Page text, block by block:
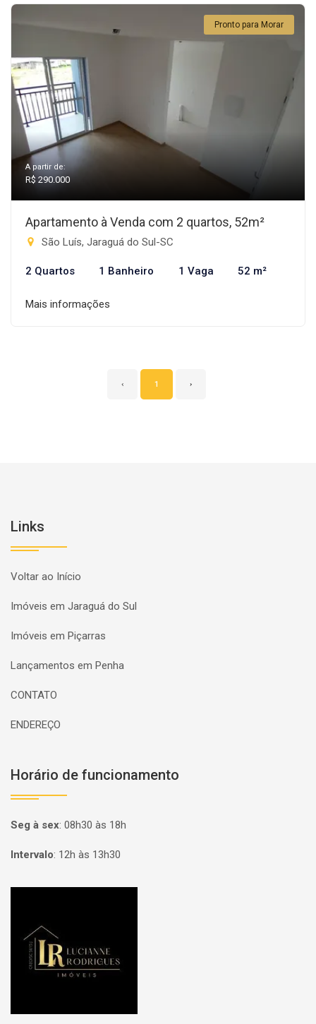
Pronto para Morar
A partir de:
R$ 290.000
Apartamento à Venda com 2 quartos, 52m²
São Luís, Jaraguá do Sul-SC
2 Quartos 1 Banheiro 1 Vaga 52 m²
Mais informações
‹ 1 ›
Links
Voltar ao Início
Imóveis em Jaraguá do Sul
Imóveis em Piçarras
Lançamentos em Penha
CONTATO
ENDEREÇO
Horário de funcionamento
Seg à sex: 08h30 às 18h
Intervalo: 12h às 13h30